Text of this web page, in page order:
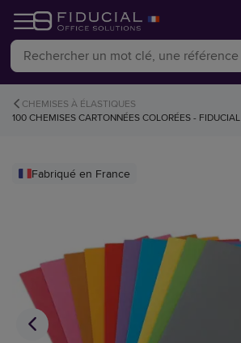
CHEMISES À ÉLASTIQUES
100 CHEMISES CARTONNÉES COLORÉES - FIDUCIAL
Fabriqué en France